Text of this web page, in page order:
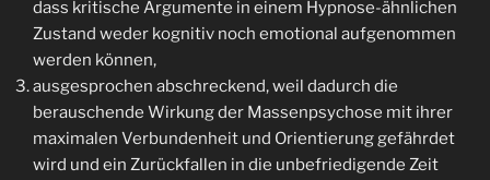
dass kritische Argumente in einem Hypnose-ähnlichen
Zustand weder kognitiv noch emotional aufgenommen
werden können,
ausgesprochen abschreckend, weil dadurch die
berauschende Wirkung der Massenpsychose mit ihrer
maximalen Verbundenheit und Orientierung gefährdet
wird und ein Zurückfallen in die unbefriedigende Zeit